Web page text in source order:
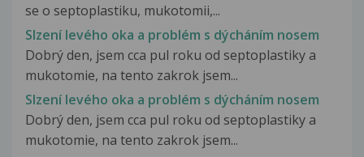
se o septoplastiku, mukotomii,...
Slzení levého oka a problém s dýcháním nosem
Dobrý den, jsem cca pul roku od septoplastiky a
mukotomie, na tento zakrok jsem...
Slzení levého oka a problém s dýcháním nosem
Dobrý den, jsem cca pul roku od septoplastiky a
mukotomie, na tento zakrok jsem...